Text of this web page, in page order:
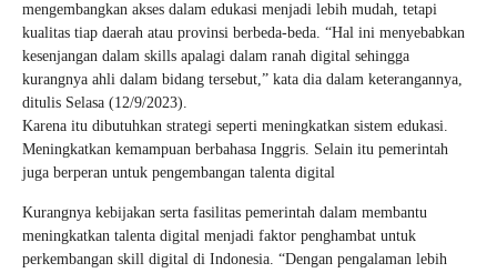
mengembangkan akses dalam edukasi menjadi lebih mudah, tetapi
kualitas tiap daerah atau provinsi berbeda-beda. “Hal ini menyebabkan
kesenjangan dalam skills apalagi dalam ranah digital sehingga
kurangnya ahli dalam bidang tersebut,” kata dia dalam keterangannya,
ditulis Selasa (12/9/2023).
Karena itu dibutuhkan strategi seperti meningkatkan sistem edukasi.
Meningkatkan kemampuan berbahasa Inggris. Selain itu pemerintah
juga berperan untuk pengembangan talenta digital
Kurangnya kebijakan serta fasilitas pemerintah dalam membantu
meningkatkan talenta digital menjadi faktor penghambat untuk
perkembangan skill digital di Indonesia. “Dengan pengalaman lebih